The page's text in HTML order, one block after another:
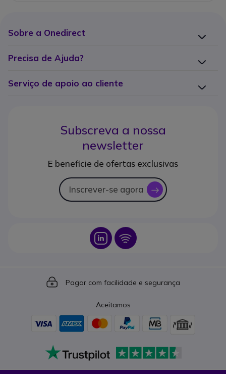
Sobre a Onedirect
Precisa de Ajuda?
Serviço de apoio ao cliente
Subscreva a nossa
newsletter
E beneficie de ofertas exclusivas
Inscrever-se agora icon
Icon Icon
Icon
Pagar com facilidade e segurança
Aceitamos